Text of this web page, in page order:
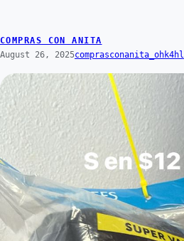
COMPRAS CON ANITA
August 26, 2025comprasconanita_ohk4hl